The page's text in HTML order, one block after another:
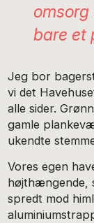
omsorg
bare et
Jeg bor
vi det
alle sider.
gamle
ukendte
Vores egen
højthængende,
spredt mod